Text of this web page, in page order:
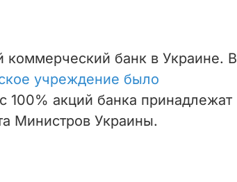
коммерческий банк в Украине. В
учреждение было
100% акций банка принадлежат
Министров Украины.